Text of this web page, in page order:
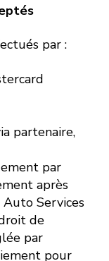
par :
partenaire,
par
après
Auto Services
de
par
pour